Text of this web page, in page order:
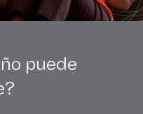
puede